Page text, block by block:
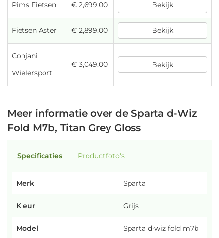
Pims Fietsen € 2,699.00 Bekijk
Fietsen Aster € 2,899.00 Bekijk
Conjani
Wielersport
€ 3,049.00 Bekijk
Meer informatie over de Sparta d-Wiz
Fold M7b, Titan Grey Gloss
Specificaties Productfoto's
Merk Sparta
Kleur Grijs
Model
Sparta d-wiz fold m7b